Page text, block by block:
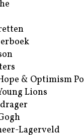
& Optimism
Lions
Lagerveld